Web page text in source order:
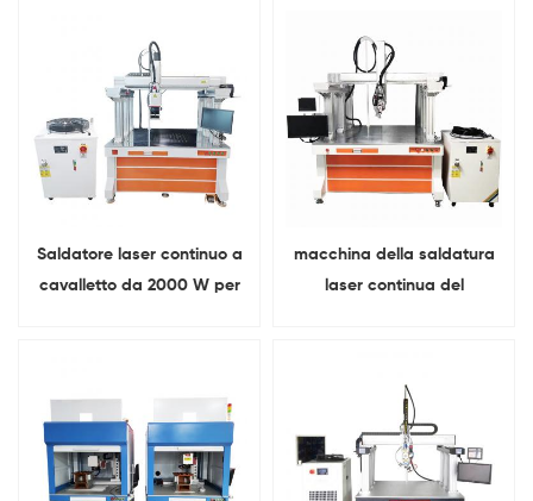
Saldatore laser continuo a
cavalletto da 2000 W per
macchina della saldatura
laser continua del